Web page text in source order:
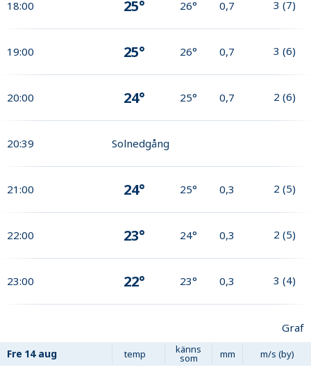
18:00 25° 26° 0,7 3 (7)
19:00 25° 26° 0,7 3 (6)
20:00 24° 25° 0,7 2 (6)
20:39 Solnedgång
21:00 24° 25° 0,3 2 (5)
22:00 23° 24° 0,3 2 (5)
23:00 22° 23° 0,3 3 (4)
Graf
Fre 14 aug temp känns
som mm m/s (by)